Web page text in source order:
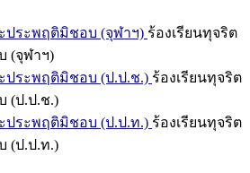
ประพฤติมิชอบ (จุฬาฯ) ร้องเรียนทุจริต
(จุฬาฯ)
ประพฤติมิชอบ (ป.ป.ช.) ร้องเรียนทุจริต
(ป.ป.ช.)
ประพฤติมิชอบ (ป.ป.ท.) ร้องเรียนทุจริต
(ป.ป.ท.)